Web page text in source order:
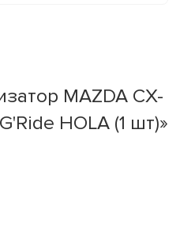
MAZDA CX-
HOLA (1 шт)»